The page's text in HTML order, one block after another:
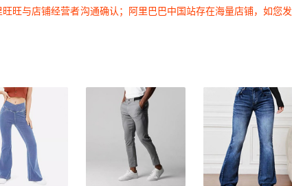
旺与店铺经营者沟通确认；阿里巴巴中国站存在海量店铺，如您